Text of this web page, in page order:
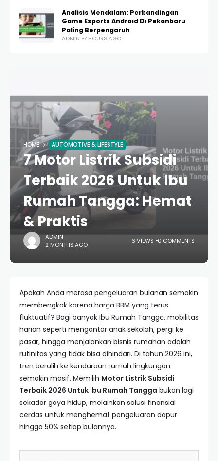
Analisis Mendalam: Perbandingan
Game Esports Android Di Pekanbaru
Paling Berpengaruh
ADMIN 7 HOURS AGO
HOME AUTOMOTIVE & LIFESTYLE
7 Motor Listrik Subsidi
Terbaik 2026 Untuk Ibu
Rumah Tangga: Hemat
& Praktis
ADMIN
2 MONTHS AGO
6 VIEWS 0 COMMENTS
Apakah Anda merasa pengeluaran bulanan semakin
membengkak karena harga BBM yang terus
fluktuatif? Bagi banyak Ibu Rumah Tangga, mobilitas
harian seperti mengantar anak sekolah, pergi ke
pasar, hingga menjalankan bisnis rumahan adalah
rutinitas yang tidak bisa dihindari. Di tahun 2026 ini,
tren beralih ke kendaraan ramah lingkungan
semakin masif. Memilih Motor Listrik Subsidi
Terbaik 2026 Untuk Ibu Rumah Tangga bukan lagi
sekadar gaya hidup, melainkan solusi finansial
cerdas untuk menghemat pengeluaran dapur
hingga 50% setiap bulannya.